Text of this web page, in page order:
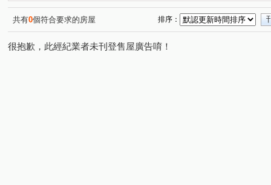
共有0個符合要求的房屋 排序：
很抱歉，此經紀業者未刊登售屋廣告唷！